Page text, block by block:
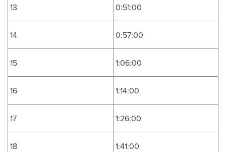
13 0:51:00
14 0:57:00
15 1:06:00
16 1:14:00
17 1:26:00
18 1:41:00